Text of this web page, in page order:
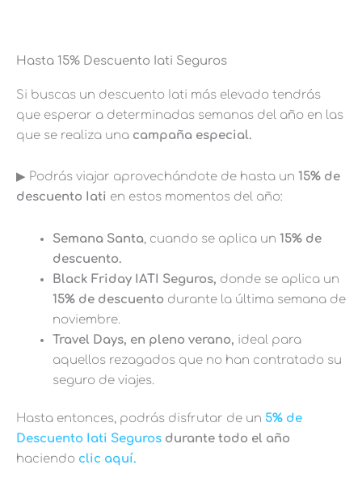
Hasta 15% Descuento Iati Seguros
Si buscas un descuento Iati más elevado tendrás
que esperar a determinadas semanas del año en las
que se realiza una campaña especial.
▶︎ Podrás viajar aprovechándote de hasta un 15% de
descuento Iati en estos momentos del año:
Semana Santa, cuando se aplica un 15% de
descuento.
Black Friday IATI Seguros, donde se aplica un
15% de descuento durante la última semana de
noviembre.
Travel Days, en pleno verano, ideal para
aquellos rezagados que no han contratado su
seguro de viajes.
Hasta entonces, podrás disfrutar de un 5% de
Descuento Iati Seguros durante todo el año
haciendo clic aquí.